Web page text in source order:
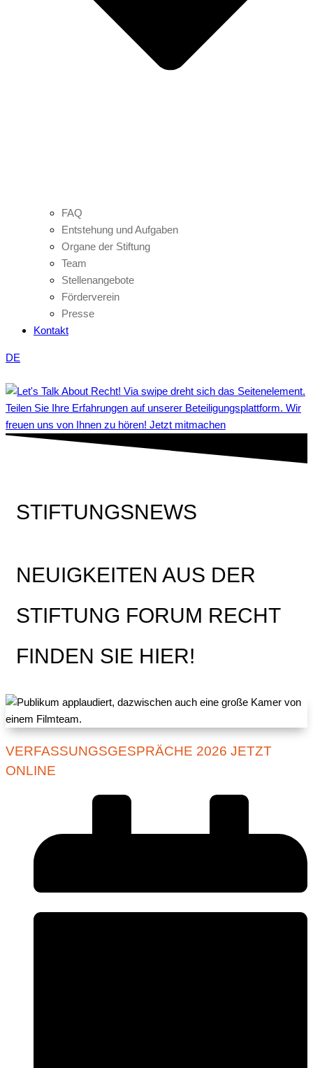
FAQ
Entstehung und Aufgaben
Organe der Stiftung
Team
Stellenangebote
Förderverein
Presse
Kontakt
DE
Teilen Sie Ihre Erfahrungen auf unserer Beteiligungsplattform. Wir
freuen uns von Ihnen zu hören! Jetzt mitmachen
STIFTUNGSNEWS
NEUIGKEITEN AUS DER
STIFTUNG FORUM RECHT
FINDEN SIE HIER!
VERFASSUNGSGESPRÄCHE 2026 JETZT
ONLINE